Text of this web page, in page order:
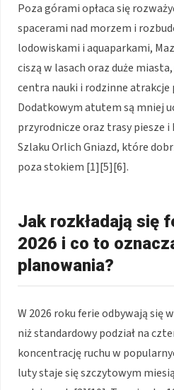
Poza górami opłaca się
spacerami nad morzem i
lodowiskami i aquaparkami,
ciszą w lasach oraz duże
centra nauki i rodzinne atrakcje
Dodatkowym atutem są mniej
przyrodnicze oraz trasy piesze
Szlaku Orlich Gniazd, które
poza stokiem [1][5][6].
Jak rozkładają się
2026 i co to
planowania?
W 2026 roku ferie odbywają się
niż standardowy podział na
koncentrację ruchu w
luty staje się szczytowym